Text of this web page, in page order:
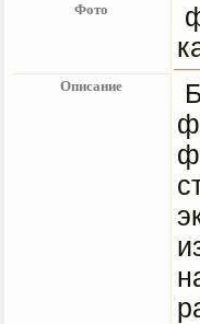
Фото
Описание